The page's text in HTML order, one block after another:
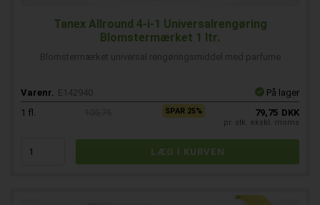
Tanex Allround 4-i-1 Universalrengøring
Blomstermærket 1 ltr.
Blomstermærket universal rengøringsmiddel med parfume
Varenr. E142940
På lager
1 fl. SPAR 25% 79,75 DKK
pr. stk. ekskl. moms